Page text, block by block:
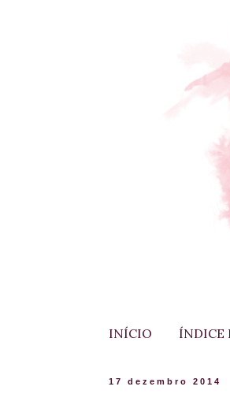
INÍCIO ÍNDICE
17 dezembro 2014